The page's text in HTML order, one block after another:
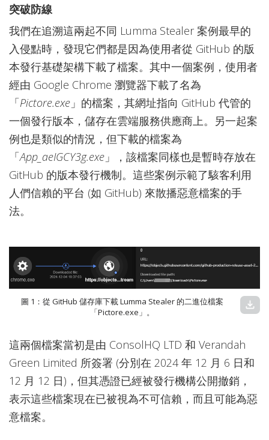
突破防線
我們在追溯這兩起不同 Lumma Stealer 案例最早的
入侵點時，發現它們都是因為使用者從 GitHub 的版
本發行基礎架構下載了檔案。其中一個案例，使用者
經由 Google Chrome 瀏覽器下載了名為
「Pictore.exe 」的檔案，其網址指向 GitHub 代管的
一個發行版本，儲存在雲端服務供應商上。另一起案
例也是類似的情況，但下載的檔案為
「App_aeIGCY3g.exe 」，該檔案同樣也是暫時存放在
GitHub 的版本發行機制。這些案例示範了駭客利用
人們信賴的平台 (如 GitHub) 來散播惡意檔案的手
法。
圖 1：從 GitHub 儲存庫下載 Lumma Stealer 的二進位檔案
「Pictore.exe」。
download
這兩個檔案當初是由 ConsolHQ LTD 和 Verandah
Green Limited 所簽署 (分別在 2024 年 12 月 6 日和
12 月 12 日)，但其憑證已經被發行機構公開撤銷，
表示這些檔案現在已被視為不可信賴，而且可能為惡
意檔案。